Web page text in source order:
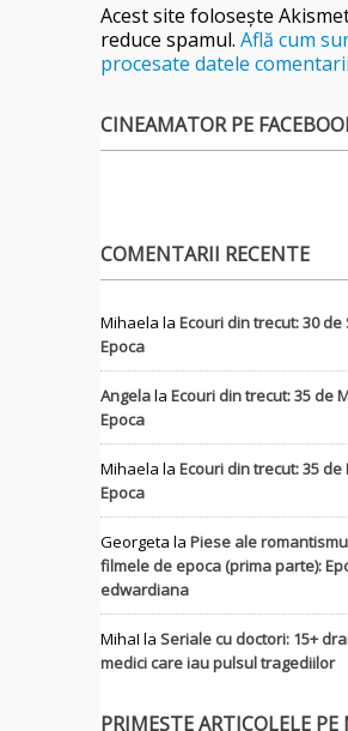
Acest site folosește
reduce spamul. Află cum
procesate datele
CINEAMATOR PE
COMENTARII RECENTE
Mihaela la Ecouri din trecut: 30
Epoca
Angelala Ecouri din trecut: 35 de
Epoca
Mihaela la Ecouri din trecut: 35
Epoca
Georgeta la Piese ale
filmele de epoca (prima parte):
edwardiana
MihaI la Seriale cu doctori: 15+
medici care iau pulsul tragediilor
PRIMEȘTE ARTICOLELE PE